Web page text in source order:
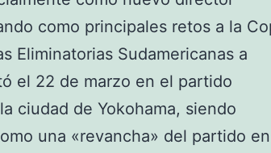
como principales retos a la
Eliminatorias Sudamericanas a
el 22 de marzo en el partido
ciudad de Yokohama, siendo
una «revancha» del partido